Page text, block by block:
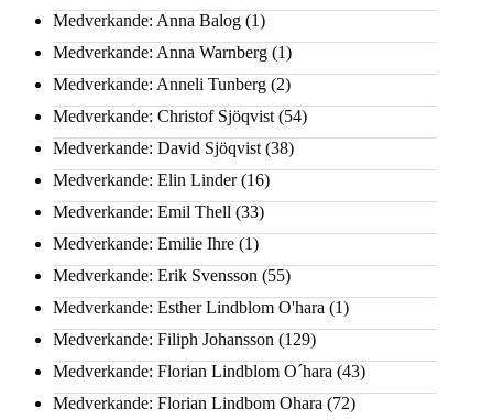
Medverkande: Anna Balog (1)
Medverkande: Anna Warnberg (1)
Medverkande: Anneli Tunberg (2)
Medverkande: Christof Sjöqvist (54)
Medverkande: David Sjöqvist (38)
Medverkande: Elin Linder(16)
Medverkande: Emil Thell (33)
Medverkande: Emilie Ihre (1)
Medverkande: Erik Svensson (55)
Medverkande: Esther Lindblom O'hara (1)
Medverkande: Filiph Johansson (129)
Medverkande: Florian Lindblom O´hara (43)
Medverkande: Florian Lindbom Ohara (72)